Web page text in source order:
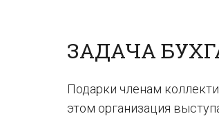
ЗАДАЧА
Подарки членам
этом организация